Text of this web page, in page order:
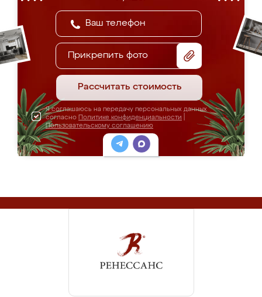
Прикрепить фото
Рассчитать стоимость
Я соглашаюсь на передачу персональных данных
согласно Политике конфиденциальности
Пользовательскому соглашению